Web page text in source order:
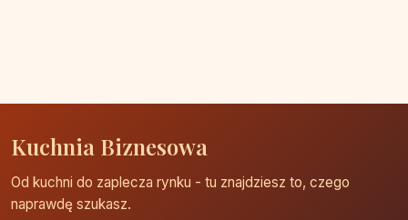
Kuchnia Biznesowa
Od kuchni do zaplecza rynku - tu znajdziesz to, czego
naprawdę szukasz.